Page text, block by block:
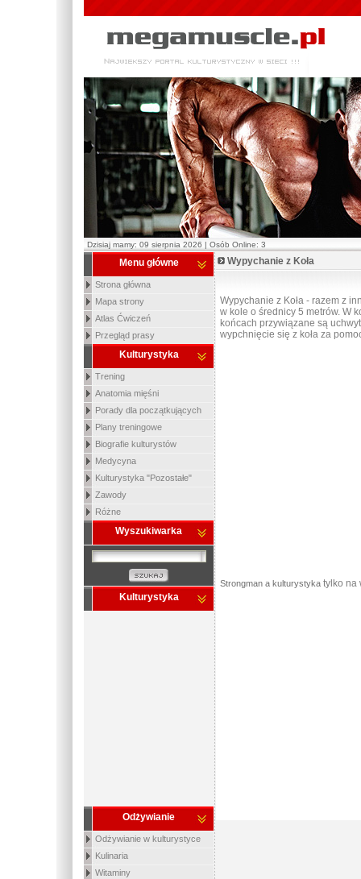
Dzisiaj mamy: 09 sierpnia 2026 | Osób Online: 3
Menu główne
Strona główna
Mapa strony
Atlas Ćwiczeń
Przegląd prasy
Kulturystyka
Trening
Anatomia mięśni
Porady dla początkujących
Plany treningowe
Biografie kulturystów
Medycyna
Kulturystyka "Pozostałe"
Zawody
Różne
Wyszukiwarka
Kulturystyka
Odżywianie
Odżywianie w kulturystyce
Kulinaria
Witaminy
Wypychanie z Koła
Wypychanie z Koła - razem z
w kole o średnicy 5 metrów. W
końcach przywiązane są
wypchnięcie się z koła za
Strongman a kulturystyka tylko na